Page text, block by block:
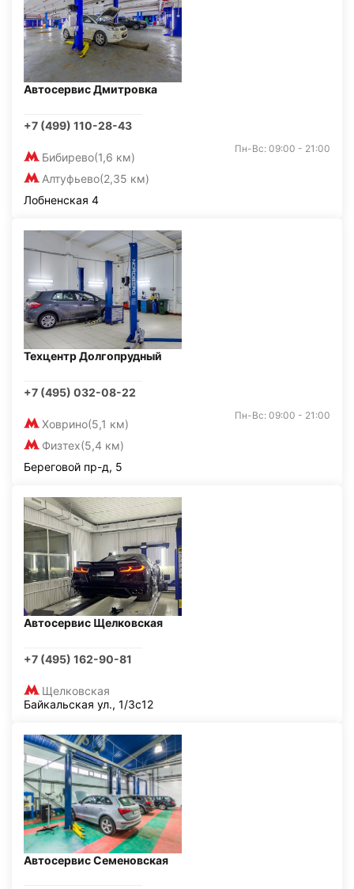
Автосервис Дмитровка
+7 (499) 110-28-43
Бибирево(1,6 км)
Алтуфьево(2,35 км)
Пн-Вс: 09:00 - 21:00
Лобненская 4
Техцентр Долгопрудный
+7 (495) 032-08-22
Ховрино(5,1 км)
Физтех(5,4 км)
Пн-Вс: 09:00 - 21:00
Береговой пр-д, 5
Автосервис Щелковская
+7 (495) 162-90-81
Щелковская
Байкальская ул., 1/3с12
Автосервис Семеновская